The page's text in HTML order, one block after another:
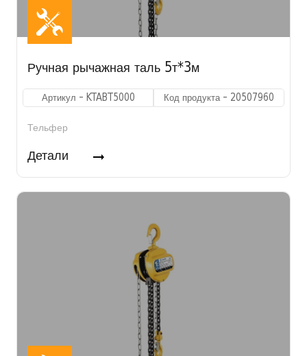
Ручная рычажная таль 5т*3м
Артикул - KTABT5000 Код продукта - 20507960
Тельфер
Детали